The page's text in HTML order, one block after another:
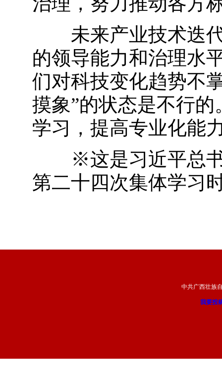
未来产业技术迭代
的领导能力和治理水
们对科技变化趋势不
摸象”的状态是不行
学习，提高专业化能
※这是习近平总书
第二十四次集体学习
中共广西壮族
我要投